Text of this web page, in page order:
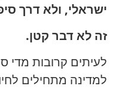
ישראלי, ולא דרך
זה לא דבר קטן.
לעיתים קרובות מדי
למדינה מתחילים